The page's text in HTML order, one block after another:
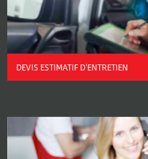
DEVIS ESTIMATIF D'ENTRETIEN